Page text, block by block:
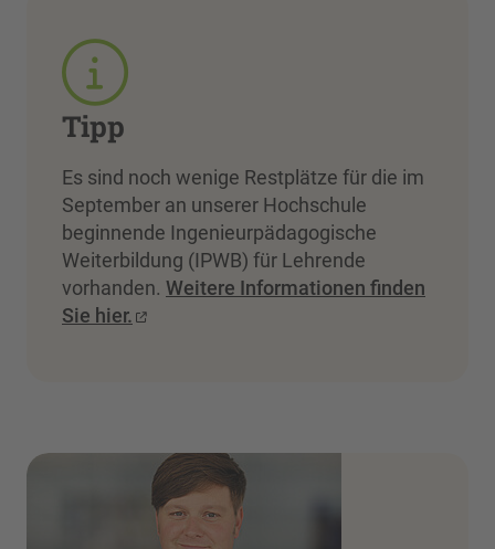
Tipp
Es sind noch wenige Restplätze für die im
September an unserer Hochschule
beginnende Ingenieurpädagogische
Weiterbildung (IPWB) für Lehrende
vorhanden. Weitere Informationen finden
Sie hier.